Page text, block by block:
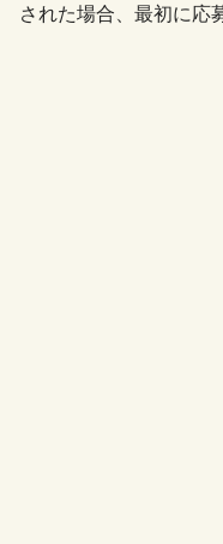
された場合、最初に応